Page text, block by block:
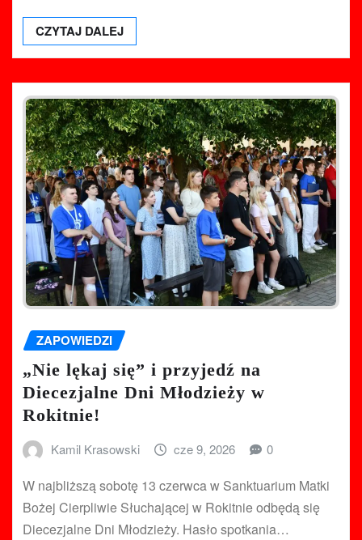
CZYTAJ DALEJ
ZAPOWIEDZI
„Nie lękaj się” i przyjedź na
Diecezjalne Dni Młodzieży w
Rokitnie!
Kamil Krasowski cze 9, 2026 0
W najbliższą sobotę 13 czerwca w Sanktuarium Matki
Bożej Cierpliwie Słuchającej w Rokitnie odbędą się
Diecezjalne Dni Młodzieży. Hasło spotkania…